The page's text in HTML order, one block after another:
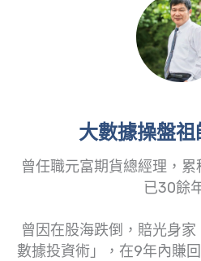
大數據操盤
曾任職元富期貨總經理，
已30餘
曾因在股海跌倒，賠光身
數據投資術」，在9年內賺